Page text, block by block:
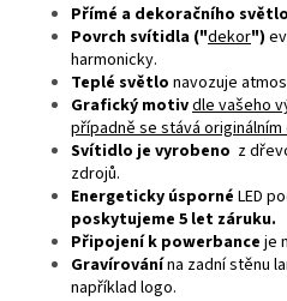
Přímé a dekoračního
Povrch svítidla ("dekor")
harmonicky.
Teplé světlo navozuje
Grafický motivdle vašeho
případně se stává originálním
Svítidlo je vyrobeno z
zdrojů.
Energeticky úsporné LED
poskytujeme 5 let záruku.
Připojení k powerbance je
Gravírovánína zadní stěnu
například logo.